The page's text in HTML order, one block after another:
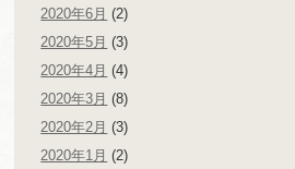
2020年6月 (2)
2020年5月 (3)
2020年4月 (4)
2020年3月 (8)
2020年2月 (3)
2020年1月 (2)